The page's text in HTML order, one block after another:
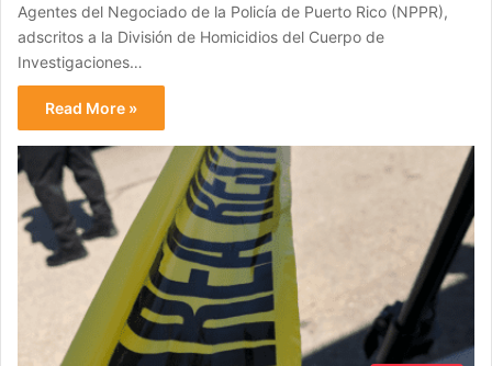
Agentes del Negociado de la Policía de Puerto Rico (NPPR),
adscritos a la División de Homicidios del Cuerpo de
Investigaciones…
Read More »